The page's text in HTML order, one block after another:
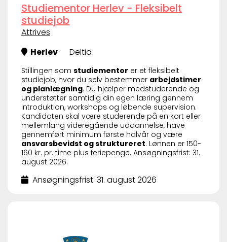
Studiementor Herlev - Fleksibelt
studiejob
Attrives
Herlev
Deltid
Stillingen som studiementor er et fleksibelt
studiejob, hvor du selv bestemmer arbejdstimer
og planlægning. Du hjælper medstuderende og
understøtter samtidig din egen læring gennem
introduktion, workshops og løbende supervision.
Kandidaten skal være studerende på en kort eller
mellemlang videregående uddannelse, have
gennemført minimum første halvår og være
ansvarsbevidst og struktureret. Lønnen er 150-
160 kr. pr. time plus feriepenge. Ansøgningsfrist: 31.
august 2026.
Ansøgningsfrist: 31. august 2026